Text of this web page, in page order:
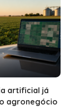
artificial já
agronegócio